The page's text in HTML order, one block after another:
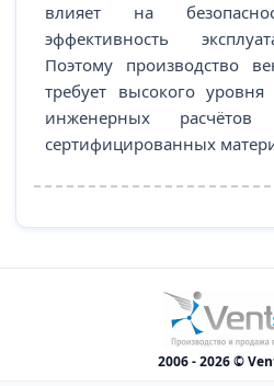
влияет на
эффективность
Поэтому производство
требует высокого
инженерных
сертифицированных
2006 - 2026 ©